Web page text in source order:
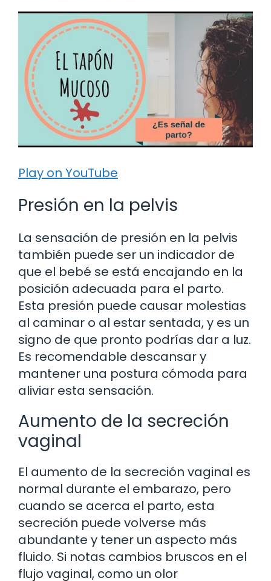
Play on YouTube
Presión en la pelvis
La sensación de presión en la pelvis
también puede ser un indicador de
que el bebé se está encajando en la
posición adecuada para el parto.
Esta presión puede causar molestias
al caminar o al estar sentada, y es un
signo de que pronto podrías dar a luz.
Es recomendable descansar y
mantener una postura cómoda para
aliviar esta sensación.
Aumento de la secreción
vaginal
El aumento de la secreción vaginal es
normal durante el embarazo, pero
cuando se acerca el parto, esta
secreción puede volverse más
abundante y tener un aspecto más
fluido. Si notas cambios bruscos en el
flujo vaginal, como un olor